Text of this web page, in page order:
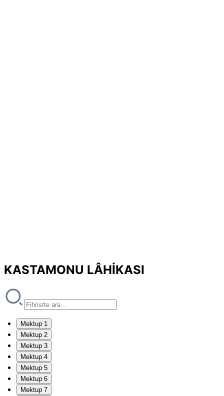
KASTAMONU LÂHİKASI
Mektup 1
Mektup 2
Mektup 3
Mektup 4
Mektup 5
Mektup 6
Mektup 7